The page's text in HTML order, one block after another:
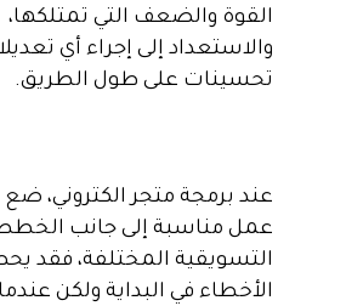
القوة والضعف التي تمتلكها،
والاستعداد إلى إجراء أي
تحسينات على طول الطريق.
عند برمجة متجر الكتروني،
عمل مناسبة إلى جانب
التسويقية المختلفة، فقد
الأخطاء في البداية ولكن